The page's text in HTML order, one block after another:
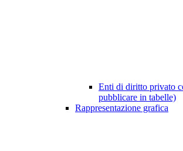
Enti di diritto privato
pubblicare in tabelle)
Rappresentazione grafica